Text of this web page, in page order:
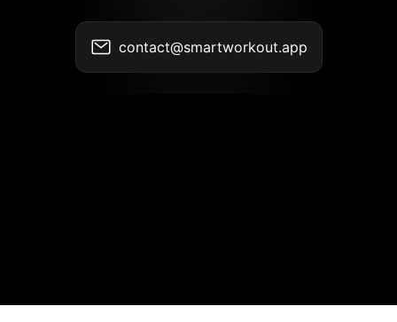
contact@smartworkout.app